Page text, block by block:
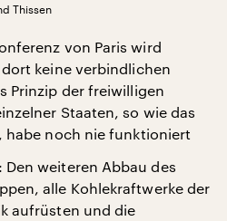
Thissen
von Paris wird
keine verbindlichen
Prinzip der freiwilligen
Staaten, so wie das
habe noch nie funktioniert
weiteren Abbau des
alle Kohlekraftwerke der
aufrüsten und die